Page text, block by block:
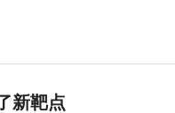
新靶点